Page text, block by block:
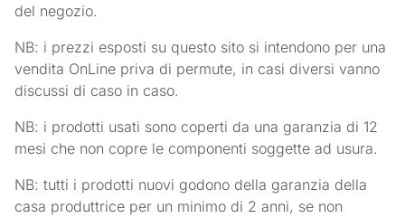
del negozio.
NB: i prezzi esposti su questo sito si intendono per una
vendita OnLine priva di permute, in casi diversi vanno
discussi di caso in caso.
NB: i prodotti usati sono coperti da una garanzia di 12
mesi che non copre le componenti soggette ad usura.
NB: tutti i prodotti nuovi godono della garanzia della
casa produttrice per un minimo di 2 anni, se non